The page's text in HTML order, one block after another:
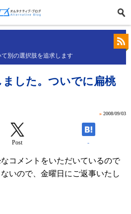
別の選択肢を追求します
した。ついでに扁桃
» 2008/09/03
Post -
コメントをいただいているので
いので、金曜日にご返事いたし